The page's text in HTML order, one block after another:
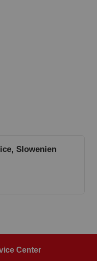
Slowenien
Center